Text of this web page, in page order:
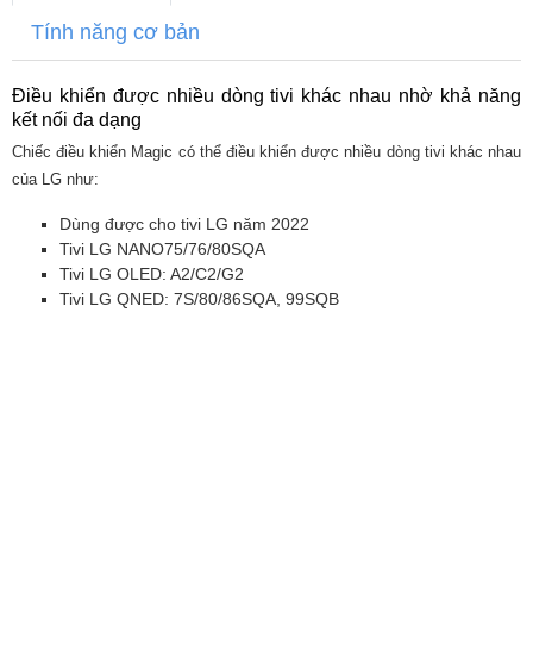
Tính năng cơ bản
Điều khiển được nhiều dòng tivi khác nhau nhờ khả năng
kết nối đa dạng
Chiếc điều khiển Magic có thể điều khiển được nhiều dòng tivi khác nhau
của LG như:
Dùng được cho tivi LG năm 2022
Tivi LG NANO75/76/80SQA
Tivi LG OLED: A2/C2/G2
Tivi LG QNED: 7S/80/86SQA, 99SQB